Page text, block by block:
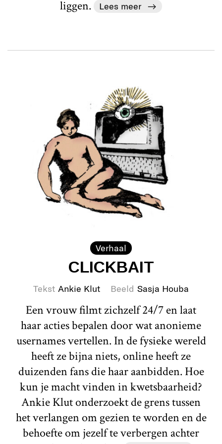
liggen. Lees meer
Verhaal
CLICKBAIT
Tekst Ankie Klut Beeld Sasja Houba
Een vrouw filmt zichzelf 24/7 en laat
haar acties bepalen door wat anonieme
usernames vertellen. In de fysieke wereld
heeft ze bijna niets, online heeft ze
duizenden fans die haar aanbidden. Hoe
kun je macht vinden in kwetsbaarheid?
Ankie Klut onderzoekt de grens tussen
het verlangen om gezien te worden en de
behoefte om jezelf te verbergen achter